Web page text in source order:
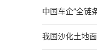
中国车企“全链
我国沙化土地